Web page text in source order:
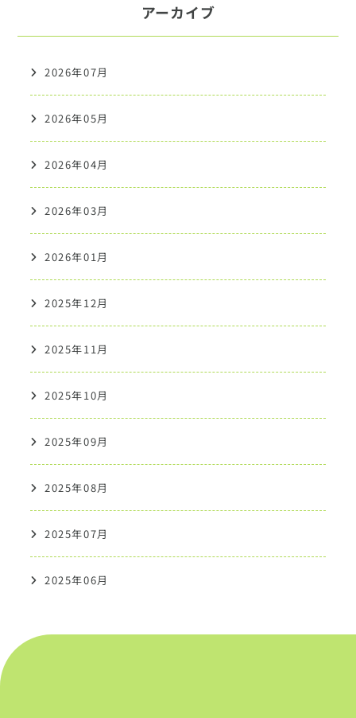
アーカイブ
2026年07月
2026年05月
2026年04月
2026年03月
2026年01月
2025年12月
2025年11月
2025年10月
2025年09月
2025年08月
2025年07月
2025年06月